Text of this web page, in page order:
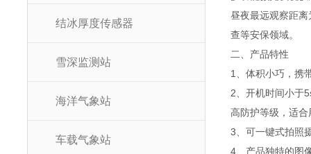
结冰厚度传感器
雪深监测站
海洋气象站
车载气象站
昼夜最远观察距
查等安保领域。
二、产品特性
1、体积小巧，携
2、开机时间小于
高防护等级，适
3、可一键式拍照
4、产品独特的图